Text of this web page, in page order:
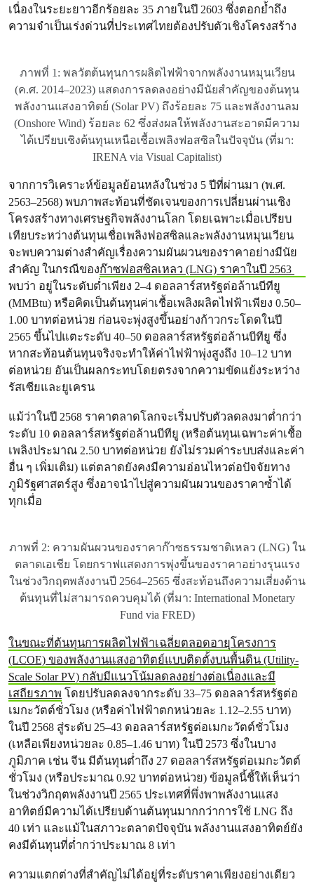
เนื่องในระยะยาวอีกร้อยละ 35 ภายในปี 2603 ซึ่งตอกย้ำถึง
ความจำเป็นเร่งด่วนที่ประเทศไทยต้องปรับตัวเชิงโครงสร้าง
ภาพที่ 1: พลวัตต้นทุนการผลิตไฟฟ้าจากพลังงานหมุนเวียน
(ค.ศ. 2014–2023) แสดงการลดลงอย่างมีนัยสำคัญของต้นทุน
พลังงานแสงอาทิตย์ (Solar PV) ถึงร้อยละ 75 และพลังงานลม
(Onshore Wind) ร้อยละ 62 ซึ่งส่งผลให้พลังงานสะอาดมีความ
ได้เปรียบเชิงต้นทุนเหนือเชื้อเพลิงฟอสซิลในปัจจุบัน (ที่มา:
IRENA via Visual Capitalist)
จากการวิเคราะห์ข้อมูลย้อนหลังในช่วง 5 ปีที่ผ่านมา (พ.ศ.
2563–2568) พบภาพสะท้อนที่ชัดเจนของการเปลี่ยนผ่านเชิง
โครงสร้างทางเศรษฐกิจพลังงานโลก โดยเฉพาะเมื่อเปรียบ
เทียบระหว่างต้นทุนเชื่อเพลิงฟอสซิลและพลังงานหมุนเวียน
จะพบความต่างสำคัญเรื่องความผันผวนของราคาอย่างมีนัย
สำคัญ ในกรณีของก๊าซฟอสซิลเหลว (LNG) ราคาในปี 2563
พบว่า อยู่ในระดับต่ำเพียง 2–4 ดอลลาร์สหรัฐต่อล้านบีทียู
(MMBtu) หรือคิดเป็นต้นทุนค่าเชื้อเพลิงผลิตไฟฟ้าเพียง 0.50–
1.00 บาทต่อหน่วย ก่อนจะพุ่งสูงขึ้นอย่างก้าวกระโดดในปี
2565 ขึ้นไปแตะระดับ 40–50 ดอลลาร์สหรัฐต่อล้านบีทียู ซึ่ง
หากสะท้อนต้นทุนจริงจะทำให้ค่าไฟฟ้าพุ่งสูงถึง 10–12 บาท
ต่อหน่วย อันเป็นผลกระทบโดยตรงจากความขัดแย้งระหว่าง
รัสเซียและยูเครน
แม้ว่าในปี 2568 ราคาตลาดโลกจะเริ่มปรับตัวลดลงมาต่ำกว่า
ระดับ 10 ดอลลาร์สหรัฐต่อล้านบีทียู (หรือต้นทุนเฉพาะค่าเชื้อ
เพลิงประมาณ 2.50 บาทต่อหน่วย ยังไม่รวมค่าระบบส่งและค่า
อื่น ๆ เพิ่มเติม) แต่ตลาดยังคงมีความอ่อนไหวต่อปัจจัยทาง
ภูมิรัฐศาสตร์สูง ซึ่งอาจนำไปสู่ความผันผวนของราคาซ้ำได้
ทุกเมื่อ
ภาพที่ 2: ความผันผวนของราคาก๊าซธรรมชาติเหลว (LNG) ใน
ตลาดเอเชีย โดยกราฟแสดงการพุ่งขึ้นของราคาอย่างรุนแรง
ในช่วงวิกฤตพลังงานปี 2564–2565 ซึ่งสะท้อนถึงความเสี่ยงด้าน
ต้นทุนที่ไม่สามารถควบคุมได้ (ที่มา: International Monetary
Fund via FRED)
ในขณะที่ต้นทุนการผลิตไฟฟ้าเฉลี่ยตลอดอายุโครงการ
(LCOE) ของพลังงานแสงอาทิตย์แบบติดตั้งบนพื้นดิน (Utility-
Scale Solar PV) กลับมีแนวโน้มลดลงอย่างต่อเนื่องและมี
เสถียรภาพ โดยปรับลดลงจากระดับ 33–75 ดอลลาร์สหรัฐต่อ
เมกะวัตต์ชั่วโมง (หรือค่าไฟฟ้าตกหน่วยละ 1.12–2.55 บาท)
ในปี 2568 สู่ระดับ 25–43 ดอลลาร์สหรัฐต่อเมกะวัตต์ชั่วโมง
(เหลือเพียงหน่วยละ 0.85–1.46 บาท) ในปี 2573 ซึ่งในบาง
ภูมิภาค เช่น จีน มีต้นทุนต่ำถึง 27 ดอลลาร์สหรัฐต่อเมกะวัตต์
ชั่วโมง (หรือประมาณ 0.92 บาทต่อหน่วย) ข้อมูลนี้ชี้ให้เห็นว่า
ในช่วงวิกฤตพลังงานปี 2565 ประเทศที่พึ่งพาพลังงานแสง
อาทิตย์มีความได้เปรียบด้านต้นทุนมากกว่าการใช้ LNG ถึง
40 เท่า และแม้ในสภาวะตลาดปัจจุบัน พลังงานแสงอาทิตย์ยัง
คงมีต้นทุนที่ต่ำกว่าประมาณ 8 เท่า
ความแตกต่างที่สำคัญไม่ได้อยู่ที่ระดับราคาเพียงอย่างเดียว